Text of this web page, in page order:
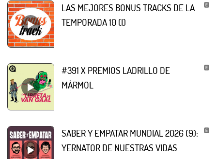
LAS MEJORES BONUS TRACKS DE LA
TEMPORADA 10 (I)
#391 X PREMIOS LADRILLO DE
MÁRMOL
SABER Y EMPATAR MUNDIAL 2026 (9):
YERNATOR DE NUESTRAS VIDAS